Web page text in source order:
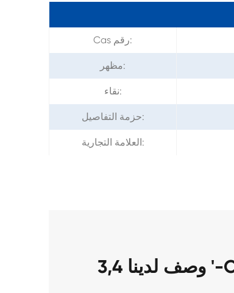
Cas رقم:
مظهر:
نقاء:
حزمة التفاصيل:
العلامة التجارية:
وصف لدينا 3,4 '-Oxydianiline CAS 2657-87-6